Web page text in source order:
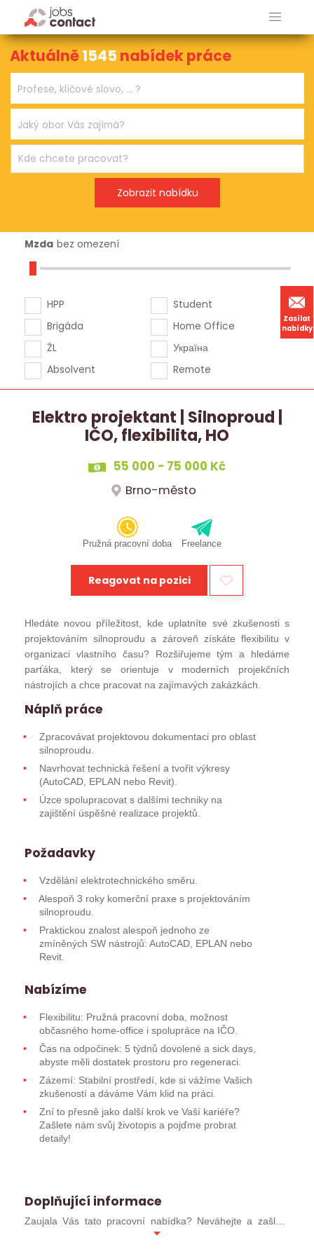
Zasílat
nabídky
Aktuálně1545 nabídek práce
Mzda bez omezení
HPP
Brigáda
ŽL
Absolvent
Student
Home Office
Україна
Remote
Elektro projektant | Silnoproud |
IČO, flexibilita, HO
55 000 - 75 000 Kč
Brno-město
Pružná pracovní doba Freelance
Reagovat na pozici
Hledáte novou příležitost, kde uplatníte své zkušenosti s
projektováním silnoproudu a zároveň získáte flexibilitu v
organizaci vlastního času? Rozšiřujeme tým a hledáme
parťáka, který se orientuje v moderních projekčních
nástrojích a chce pracovat na zajímavých zakázkách.
Náplň práce
Zpracovávat projektovou dokumentaci pro oblast
silnoproudu.
Navrhovat technická řešení a tvořit výkresy
(AutoCAD, EPLAN nebo Revit).
Úzce spolupracovat s dalšími techniky na
zajištění úspěšné realizace projektů.
Požadavky
Vzdělání elektrotechnického směru.
Alespoň 3 roky komerční praxe s projektováním
silnoproudu.
Praktickou znalost alespoň jednoho ze
zmíněných SW nástrojů: AutoCAD, EPLAN nebo
Revit.
Nabízíme
Flexibilitu: Pružná pracovní doba, možnost
občasného home-office i spolupráce na IČO.
Čas na odpočinek: 5 týdnů dovolené a sick days,
abyste měli dostatek prostoru pro regeneraci.
Zázemí: Stabilní prostředí, kde si vážíme Vašich
zkušeností a dáváme Vám klid na práci.
Zní to přesně jako další krok ve Vaší kariéře?
Zašlete nám svůj životopis a pojďme probrat
detaily!
Doplňující informace
Zaujala Vás tato pracovní nabídka? Neváhejte a zašlete
svůj profesní životopis ve formátu MS WORD (ideálně